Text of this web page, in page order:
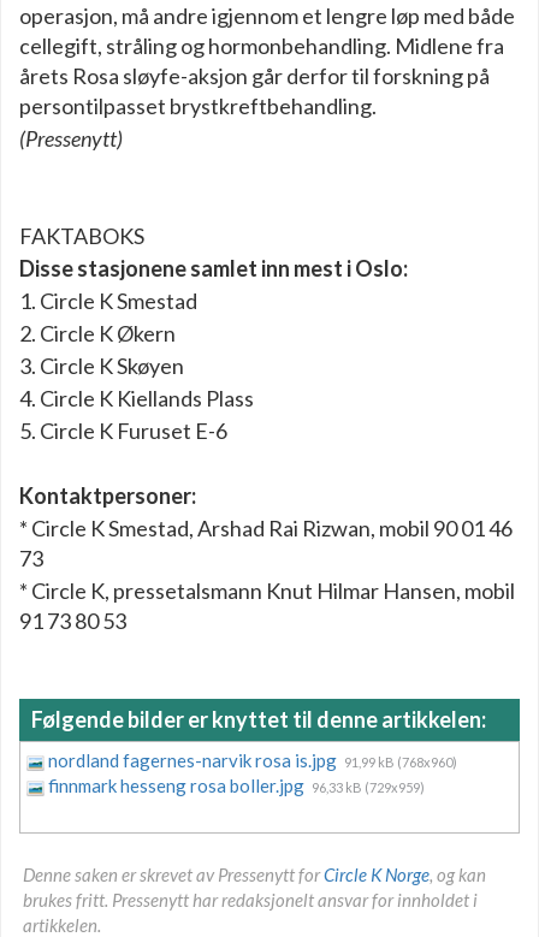
operasjon, må andre igjennom et lengre løp med både
cellegift, stråling og hormonbehandling. Midlene fra
årets Rosa sløyfe-aksjon går derfor til forskning på
persontilpasset brystkreftbehandling.
(Pressenytt)
FAKTABOKS
Disse stasjonene samlet inn mest i Oslo:
1. Circle K Smestad
2. Circle K Økern
3. Circle K Skøyen
4. Circle K Kiellands Plass
5. Circle K Furuset E-6
Kontaktpersoner:
* Circle K Smestad, Arshad Rai Rizwan, mobil 90 01 46
73
* Circle K, pressetalsmann Knut Hilmar Hansen, mobil
91 73 80 53
Følgende bilder er knyttet til denne artikkelen:
nordland fagernes-narvik rosa is.jpg 91,99 kB (768x960)
finnmark hesseng rosa boller.jpg 96,33 kB (729x959)
Denne saken er skrevet av Pressenytt forCircle K Norge, og kan
brukes fritt. Pressenytt har redaksjonelt ansvar for innholdet i
artikkelen.